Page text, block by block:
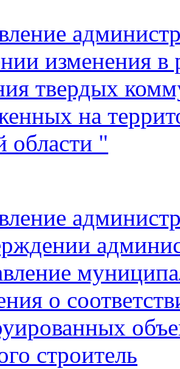
изменения в
твердых
на
области "
о
строитель